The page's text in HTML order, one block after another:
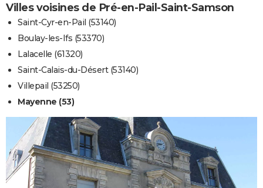
Villes voisines de Pré-en-Pail-Saint-Samson
Saint-Cyr-en-Pail (53140)
Boulay-les-Ifs (53370)
Lalacelle (61320)
Saint-Calais-du-Désert (53140)
Villepail (53250)
Mayenne (53)